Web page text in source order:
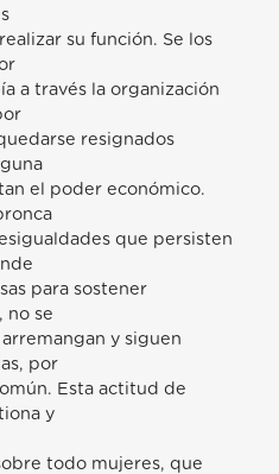
su función. Se los
a través la organización
resignados
el poder económico.
que persisten
para sostener
no se
y siguen
por
Esta actitud de
y
todo mujeres, que